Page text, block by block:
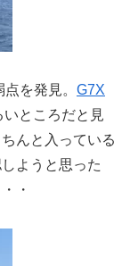
を発見。 G7X
ところだと見
んと入っている
ようと思った
・